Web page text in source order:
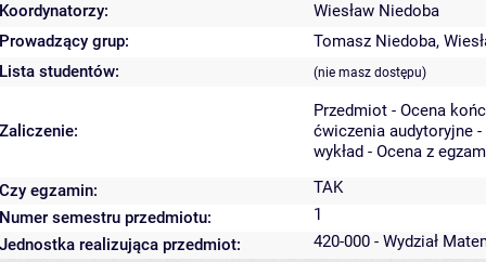
Koordynatorzy:
Wiesław Niedoba
Prowadzący grup:
Tomasz Niedoba,
Lista studentów:
(nie masz dostępu)
Zaliczenie:
Przedmiot - Ocena
ćwiczenia audytoryjne
wykład - Ocena z
Czy egzamin:
TAK
Numer semestru przedmiotu:
1
Jednostka realizująca przedmiot:
420-000 - Wydział